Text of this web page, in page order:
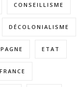
CONSEILLISME
DÉCOLONIALISME
ETAT
FRANCE